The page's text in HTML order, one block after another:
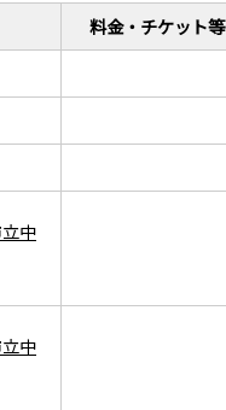
料金・チケット等
中
中